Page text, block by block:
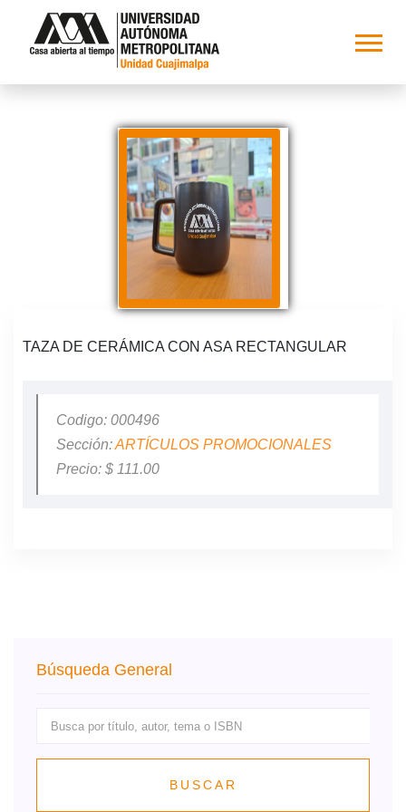
TAZA DE CERÁMICA CON ASA RECTANGULAR
Codigo: 000496
Sección:ARTÍCULOS PROMOCIONALES
Precio: $ 111.00
Búsqueda General
BUSCAR